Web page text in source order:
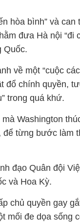
hòa bình” và can
đưa Hà nội “đi
Quốc.
về một “cuộc
đổ chính quyền,
trong quá khứ.
Washington
để từng bước làm
đạo Quân đội
và Hoa Kỳ.
chủ quyền gay
mối đe dọa sống